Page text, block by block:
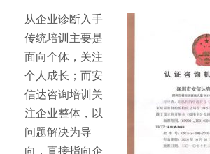
从企业诊断入手
传统培训主要是
面向个体，关注
个人成长；而安
信达咨询培训关
注企业整体，以
问题解决为导
向，直接指向企